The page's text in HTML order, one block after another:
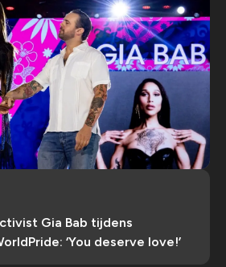
Gia Bab tijdens
‘You deserve love!’